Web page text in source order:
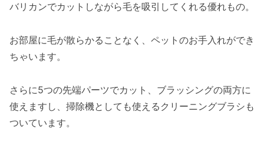
バリカンでカットしながら毛を吸引してくれる優れもの。
お部屋に毛が散らかることなく、ペットのお手入れができ
ちゃいます。
さらに5つの先端パーツでカット、ブラッシングの両方に
使えますし、掃除機としても使えるクリーニングブラシも
ついています。